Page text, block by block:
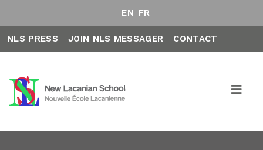
EN FR
NLS PRESS JOIN NLS MESSAGER CONTACT